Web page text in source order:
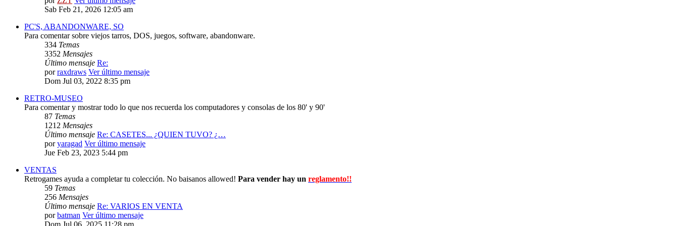
Sab Feb 21, 2026 12:05 am
PC'S, ABANDONWARE, SO
Para comentar sobre viejos tarros, DOS, juegos, software, abandonware.
334 Temas
3352 Mensajes
Último mensaje Re:
porraxdraws Ver último mensaje
Dom Jul 03, 2022 8:35 pm
RETRO-MUSEO
Para comentar y mostrar todo lo que nos recuerda los computadores y consolas de los 80' y 90'
87 Temas
1212 Mensajes
Último mensaje Re: CASETES... ¿QUIEN TUVO? ¿…
poryaragad Ver último mensaje
Jue Feb 23, 2023 5:44 pm
VENTAS
Retrogames ayuda a completar tu colección. No baisanos allowed! Para vender hay un reglamento!!
59 Temas
256 Mensajes
Último mensaje Re: VARIOS EN VENTA
porbatman Ver último mensaje